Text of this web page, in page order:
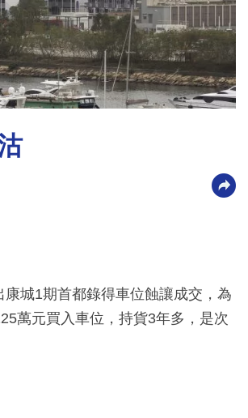
城1期首都錄得車位蝕讓成交，為
萬元買入車位，持貨3年多，是次